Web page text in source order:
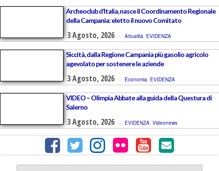
Archeoclub d’Italia, nasce il Coordinamento Regionale
della Campania: eletto il nuovo Comitato
3 Agosto, 2026 - Attualità, EVIDENZA
Siccità, dalla Regione Campania più gasolio agricolo
agevolato per sostenere le aziende
3 Agosto, 2026 - Economia, EVIDENZA
VIDEO – Olimpia Abbate alla guida della Questura di
Salerno
3 Agosto, 2026 - EVIDENZA, Videonews